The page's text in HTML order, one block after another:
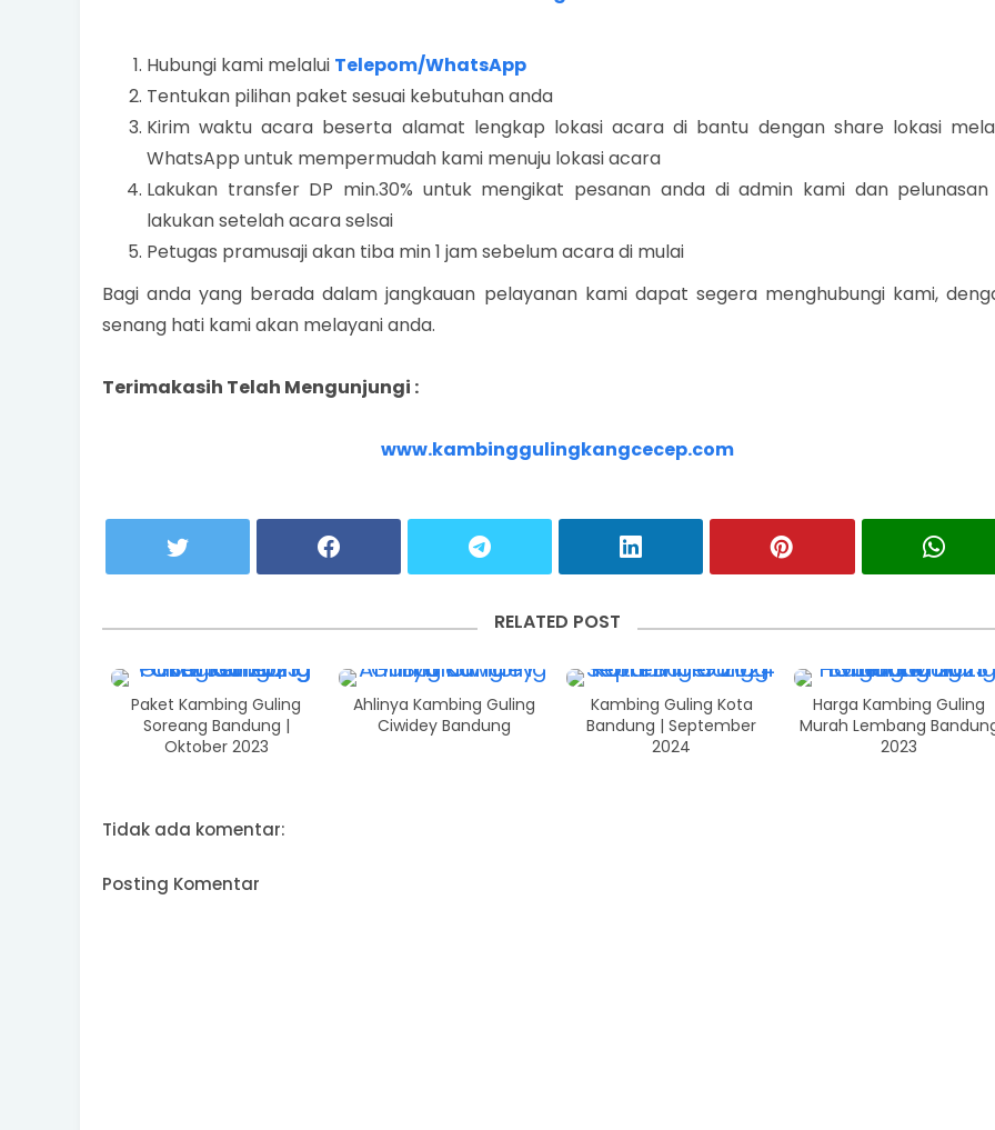
Hubungi kami melalui Telepom/WhatsApp
Tentukan pilihan paket sesuai kebutuhan anda
Kirim waktu acara beserta alamat lengkap lokasi acara di bantu dengan share lokasi
WhatsApp untuk mempermudah kami menuju lokasi acara
Lakukan transfer DP min.30% untuk mengikat pesanan anda di admin kami dan
lakukan setelah acara selsai
Petugas pramusaji akan tiba min 1 jam sebelum acara di mulai
Bagi anda yang berada dalam jangkauan pelayanan kami dapat segera menghubungi kami,
senang hati kami akan melayani anda.
Terimakasih Telah Mengunjungi :
www.kambinggulingkangcecep.com
RELATED POST
Paket Kambing Guling
Soreang Bandung |
Oktober 2023
Ahlinya Kambing Guling
Ciwidey Bandung
Kambing Guling Kota
Bandung | September
2024
Harga Kambing Guling
Murah Lembang
2023
Tidak ada komentar:
Posting Komentar